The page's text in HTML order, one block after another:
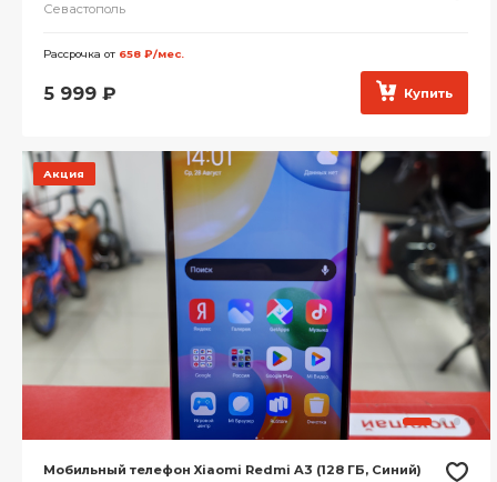
Севастополь
Рассрочка от 658 ₽/мес.
5 999 ₽ Купить
Акция
Мобильный телефон Xiaomi Redmi A3 (128 ГБ, Синий)